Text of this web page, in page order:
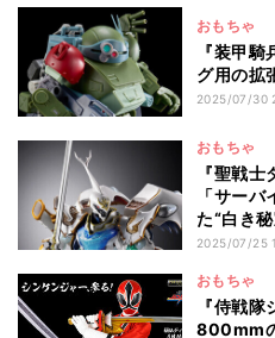
おもちゃ
『装甲
グ用の拡
2025/07/30
おもちゃ
『聖戦
「サー
た“白き
2025/07/25
おもちゃ
『侍戦
800mm